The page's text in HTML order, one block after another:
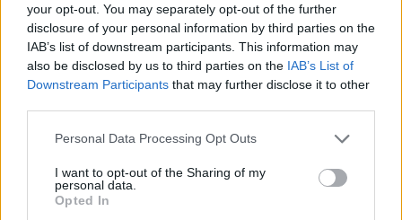
your opt-out. You may separately opt-out of the further
disclosure of your personal information by third parties on the
IAB’s list of downstream participants. This information may
also be disclosed by us to third parties on the IAB’s List of
Downstream Participants that may further disclose it to other
Please note that this website/app uses one or more Google
not limited to your visit or usage behaviour. You may click to
grant or deny consent to Google and its third-party tags to
use your data for below specified purposes in below Google
Personal Data Processing Opt Outs
I want to opt-out of the Sharing of my
personal data.
Opted In
This Simple Trick Removes All Parasites
From Your Body!